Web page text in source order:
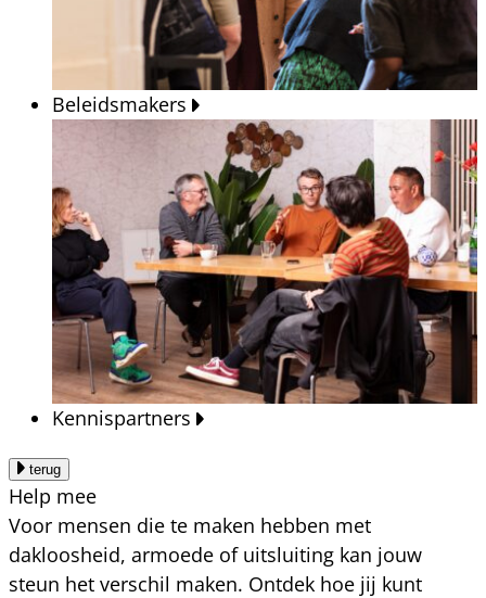
Beleidsmakers
Kennispartners
terug
Help mee
Voor mensen die te maken hebben met
dakloosheid, armoede of uitsluiting kan jouw
steun het verschil maken. Ontdek hoe jij kunt